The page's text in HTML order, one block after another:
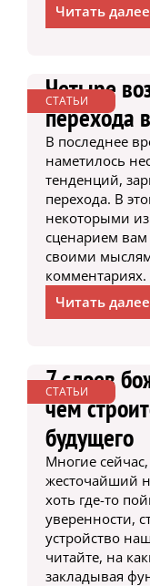
Читать
СТАТЬИ
Четыре
перехода
В последнее
наметилось
тенденций,
перехода. В
некоторыми
сценарием вам
своими
комментариях.
Читать
СТАТЬИ
7 слоев
чем
будущего
Многие
жесточайший
хоть где-то
уверенности,
устройство
читайте, на
закладывая